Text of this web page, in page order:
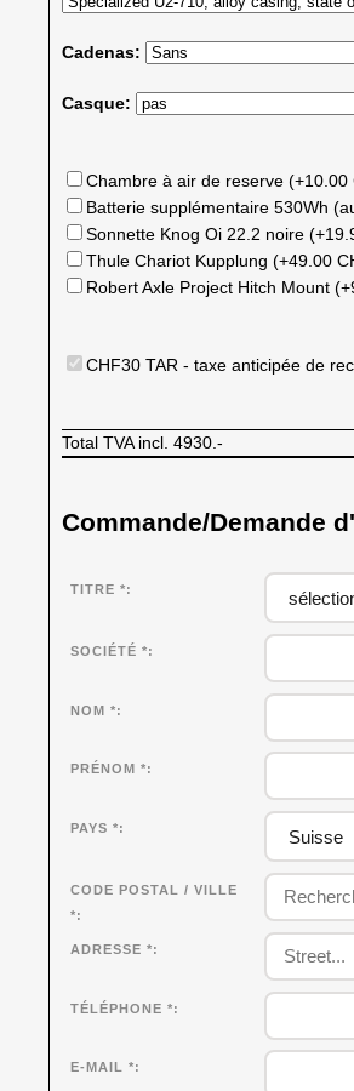
Cadenas:
Casque:
Chambre à air de reserve (+10.00
Batterie supplémentaire 530Wh
Sonnette Knog Oi 22.2 noire
Thule Chariot Kupplung (+49.00
Robert Axle Project Hitch Mount
CHF30 TAR - taxe anticipée de
Total TVA incl. 4930.-
Commande/Demande
TITRE *
SOCIÉTÉ *
NOM *
PRÉNOM *
PAYS *
CODE POSTAL / VILLE
*
ADRESSE *
TÉLÉPHONE *
E-MAIL *